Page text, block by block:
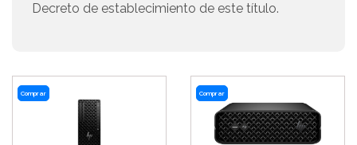
Decreto de establecimiento de este título.
Comprar Comprar